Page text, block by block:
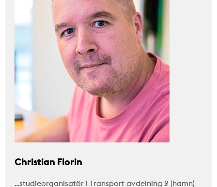
Christian Florin
…studieorganisatör i Transport avdelning 2 (hamn)